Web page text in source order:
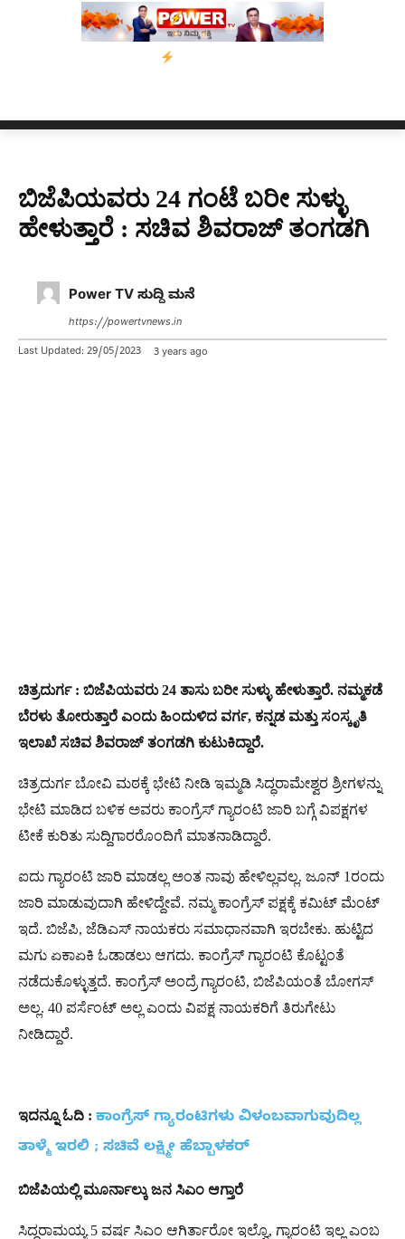
ಬೀರೇನ್ ಸಿಂಗ್ ಅವರ ಆಡಿಯೋ ಕ್ಲಿಪ್ ಅನ್ನು
ಬಿಜೆಪಿಯವರು 24 ಗಂಟೆ ಬರೀ ಸುಳ್ಳು
ಹೇಳುತ್ತಾರೆ : ಸಚಿವ ಶಿವರಾಜ್ ತಂಗಡಗಿ
Power TV ಸುದ್ದಿ ಮನೆ
https://powertvnews.in
Last Updated: 29/05/2023 3 years ago
ಚಿತ್ರದುರ್ಗ : ಬಿಜೆಪಿಯವರು 24 ತಾಸು ಬರೀ ಸುಳ್ಳು ಹೇಳುತ್ತಾರೆ. ನಮ್ಮಕಡೆ
ಬೆರಳು ತೋರುತ್ತಾರೆ ಎಂದು ಹಿಂದುಳಿದ ವರ್ಗ, ಕನ್ನಡ ಮತ್ತು ಸಂಸ್ಕೃತಿ
ಇಲಾಖೆ ಸಚಿವ ಶಿವರಾಜ್ ತಂಗಡಗಿ ಕುಟುಕಿದ್ದಾರೆ.
ಚಿತ್ರದುರ್ಗ ಬೋವಿ ಮಠಕ್ಕೆ ಭೇಟಿ ನೀಡಿ ಇಮ್ಮಡಿ ಸಿದ್ಧರಾಮೇಶ್ವರ ಶ್ರೀಗಳನ್ನು
ಭೇಟಿ ಮಾಡಿದ ಬಳಿಕ ಅವರು ಕಾಂಗ್ರೆಸ್ ಗ್ಯಾರಂಟಿ ಜಾರಿ ಬಗ್ಗೆ ವಿಪಕ್ಷಗಳ
ಟೀಕೆ ಕುರಿತು ಸುದ್ದಿಗಾರರೊಂದಿಗೆ ಮಾತನಾಡಿದ್ದಾರೆ.
ಐದು ಗ್ಯಾರಂಟಿ ಜಾರಿ ಮಾಡಲ್ಲ ಅಂತ ನಾವು ಹೇಳಿಲ್ಲವಲ್ಲ. ಜೂನ್ 1ರಂದು
ಜಾರಿ ಮಾಡುವುದಾಗಿ ಹೇಳಿದ್ದೇವೆ. ನಮ್ಮ ಕಾಂಗ್ರೆಸ್ ಪಕ್ಷಕ್ಕೆ ಕಮಿಟ್ ಮೆಂಟ್
ಇದೆ. ಬಿಜೆಪಿ, ಜೆಡಿಎಸ್ ನಾಯಕರು ಸಮಾಧಾನವಾಗಿ ಇರಬೇಕು. ಹುಟ್ಟಿದ
ಮಗು ಏಕಾಏಕಿ ಓಡಾಡಲು ಆಗದು. ಕಾಂಗ್ರೆಸ್ ಗ್ಯಾರಂಟಿ ಕೊಟ್ಟಂತೆ
ನಡೆದುಕೊಳ್ಳುತ್ತದೆ. ಕಾಂಗ್ರೆಸ್ ಅಂದ್ರೆ ಗ್ಯಾರಂಟಿ, ಬಿಜೆಪಿಯಂತೆ ಬೋಗಸ್
ಅಲ್ಲ. 40 ಪರ್ಸೆಂಟ್ ಅಲ್ಲ ಎಂದು ವಿಪಕ್ಷ ನಾಯಕರಿಗೆ ತಿರುಗೇಟು
ನೀಡಿದ್ದಾರೆ.
ಇದನ್ನೂ ಓದಿ : ಕಾಂಗ್ರೆಸ್​ ಗ್ಯಾರಂಟಿಗಳು ವಿಳಂಬವಾಗುವುದಿಲ್ಲ
ತಾಳ್ಮೆ ಇರಲಿ ; ಸಚಿವೆ ಲಕ್ಷ್ಮೀ ಹೆಬ್ಬಾಳಕರ್
ಬಿಜೆಪಿಯಲ್ಲಿ ಮೂರ್ನಾಲ್ಕು ಜನ ಸಿಎಂ ಆಗ್ತಾರೆ
ಸಿದ್ದರಾಮಯ್ಯ 5 ವರ್ಷ ಸಿಎಂ ಆಗಿರ್ತಾರೋ ಇಲ್ವೊ, ಗ್ಯಾರಂಟಿ ಇಲ್ಲ ಎಂಬ